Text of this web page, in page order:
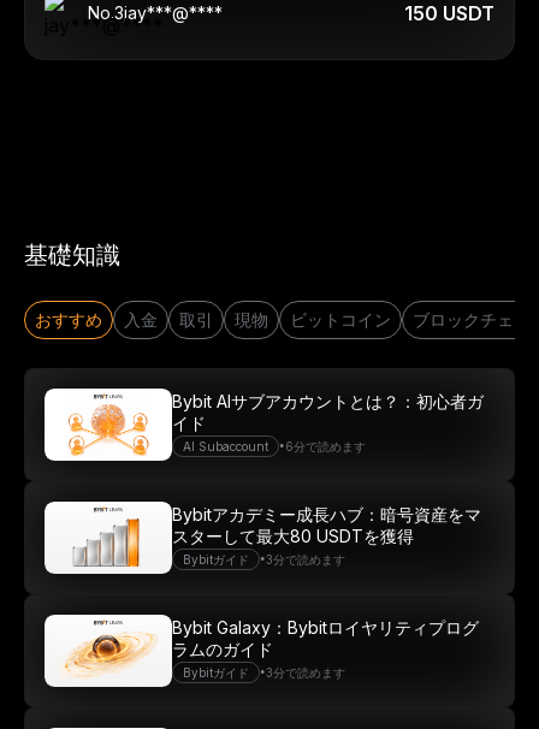
No.3jay***@**** 150 USDT
基礎知識
おすすめ 入金 取引 現物 ビットコイン ブロックチェー
AI Subaccount •6分で読めます
Bybit AIサブアカウントとは？：初心者ガ
イド
Bybitガイド •3分で読めます
Bybitアカデミー成長ハブ：暗号資産をマ
スターして最大80 USDTを獲得
Bybitガイド •3分で読めます
Bybit Galaxy：Bybitロイヤリティプログ
ラムのガイド